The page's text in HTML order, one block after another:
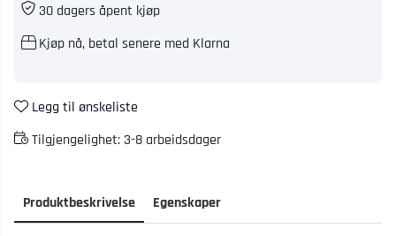
30 dagers åpent kjøp
Kjøp nå, betal senere med Klarna
Legg til ønskeliste
Tilgjengelighet:3-8 arbeidsdager
Produktbeskrivelse Egenskaper